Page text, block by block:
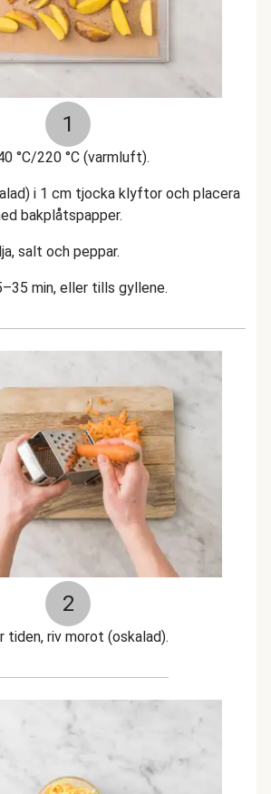
1
°C/220 °C (varmluft).
i 1 cm tjocka klyftor och placera
bakplåtspapper.
salt och peppar.
min, eller tills gyllene.
2
tiden, riv morot (oskalad).